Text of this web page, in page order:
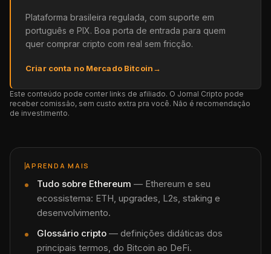
Plataforma brasileira regulada, com suporte em
português e PIX. Boa porta de entrada para quem
quer comprar cripto com real sem fricção.
Criar conta no Mercado Bitcoin→
Este conteúdo pode conter links de afiliado. O Jornal Cripto pode
receber comissão, sem custo extra pra você. Não é recomendação
de investimento.
APRENDA MAIS
Tudo sobre Ethereum — Ethereum e seu
ecossistema: ETH, upgrades, L2s, staking e
desenvolvimento.
Glossário cripto — definições didáticas dos
principais termos, do Bitcoin ao DeFi.